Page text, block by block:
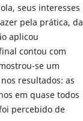
seus interesses
pela prática, da
aplicou
contou com
se um
resultados: as
em quase todos
percebido de